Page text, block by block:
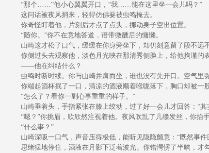
“那个……”他小心翼翼开口，“我……能在这里坐一会儿吗？”
这问话被夜风捎来，轻得仿佛要被虫鸣掩去。
你奇怪盯着他，片刻后才点了点头，挪动身子空出位置。
“随你。”你不在意地答道，语带微醺后的慵懒。
山崎这才松了口气，缓缓在你身旁坐下，却仍刻意留了段不远不
你侧过头去观察他，淡色月光映在那清秀侧脸上，给他拘谨的
——他在纠结什么？
虫鸣时断时续。你与山崎并肩而坐，谁也没有先开口。空气里
你端起酒杯抿了一口，清凉的酒液顺着喉咙落下，胸口却被一
“怎么了？看你一副心事重重的样子。”
山崎垂着头，手指紧张在膝上绞动，过了好一会儿才回答：“其
“嗯？”你挑眉，欣欣然注视着他。夜风吹乱了几缕发丝，你抬
“什么事？”
山崎深吸一口气，声音压得极低，能听见隐隐颤意：“既然事
思绪猛地停住，酒液在月影下泛着波光。你错愕愣了半晌，才